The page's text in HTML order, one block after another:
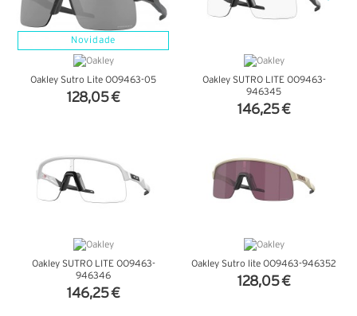
Novidade
Oakley Sutro Lite OO9463-05
128,05 €
Oakley SUTRO LITE OO9463-
946345
146,25 €
Oakley SUTRO LITE OO9463-
946346
146,25 €
Oakley Sutro lite OO9463-946352
128,05 €